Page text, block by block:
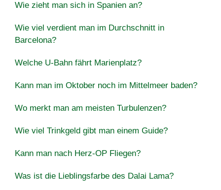
Wie zieht man sich in Spanien an?
Wie viel verdient man im Durchschnitt in
Barcelona?
Welche U-Bahn fährt Marienplatz?
Kann man im Oktober noch im Mittelmeer baden?
Wo merkt man am meisten Turbulenzen?
Wie viel Trinkgeld gibt man einem Guide?
Kann man nach Herz-OP Fliegen?
Was ist die Lieblingsfarbe des Dalai Lama?